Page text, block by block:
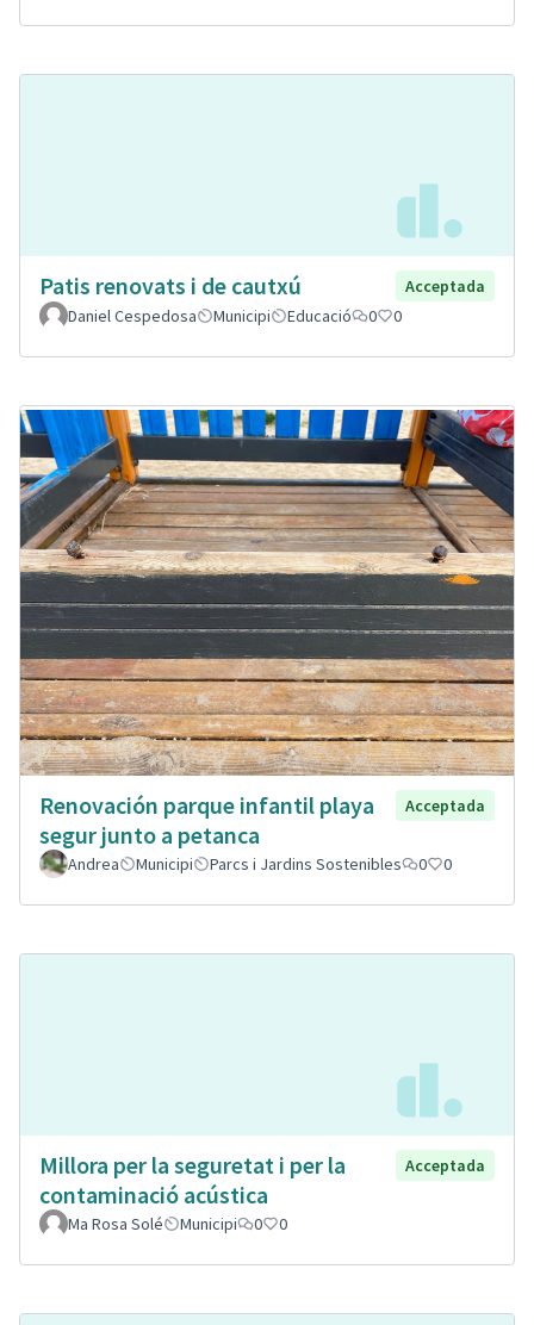
Patis renovats i de cautxú
Acceptada
Daniel Cespedosa
Municipi Educació 0 0
Renovación parque infantil playa
segur junto a petanca
Acceptada
Andrea Municipi Parcs i Jardins Sostenibles 0 0
Millora per la seguretat i per la
contaminació acústica
Acceptada
Ma Rosa Solé Municipi 0 0